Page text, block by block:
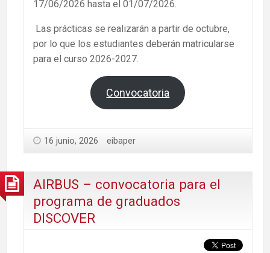
17/06/2026 hasta el 01/07/2026.
Las prácticas se realizarán a partir de octubre,
por lo que los estudiantes deberán matricularse
para el curso 2026-2027.
Convocatoria
16 junio, 2026 eibaper
AIRBUS – convocatoria para el
programa de graduados
DISCOVER